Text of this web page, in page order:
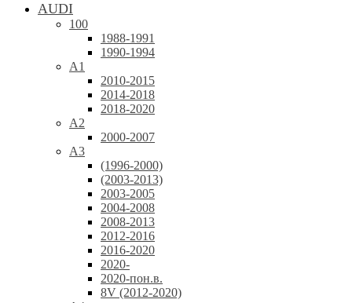
AUDI
100
1988-1991
1990-1994
A1
2010-2015
2014-2018
2018-2020
A2
2000-2007
A3
(1996-2000)
(2003-2013)
2003-2005
2004-2008
2008-2013
2012-2016
2016-2020
2020-
2020-пон.в.
8V (2012-2020)